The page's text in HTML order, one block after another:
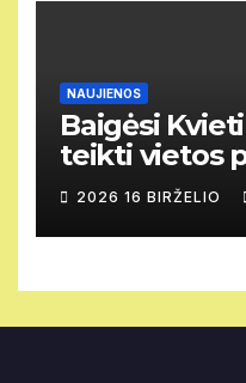
NAUJIENOS
Baigėsi
teikti vietos
paraiškas.
2026 16 BIRŽELIO